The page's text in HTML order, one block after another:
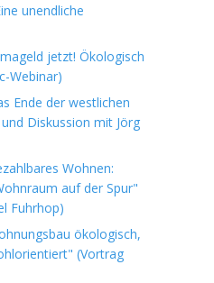
unendliche
jetzt! Ökologisch
Webinar)
Ende der westlichen
Diskussion mit Jörg
Wohnen:
auf der Spur"
Fuhrhop)
ökologisch,
(Vortrag